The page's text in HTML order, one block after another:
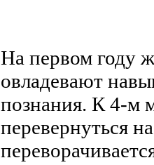
На первом году
овладевают
познания. К 4-м
перевернуться